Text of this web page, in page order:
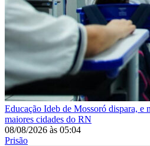
Educação Ideb de Mossoró dispara, e
maiores cidades do RN
08/08/2026 às 05:04
Prisão